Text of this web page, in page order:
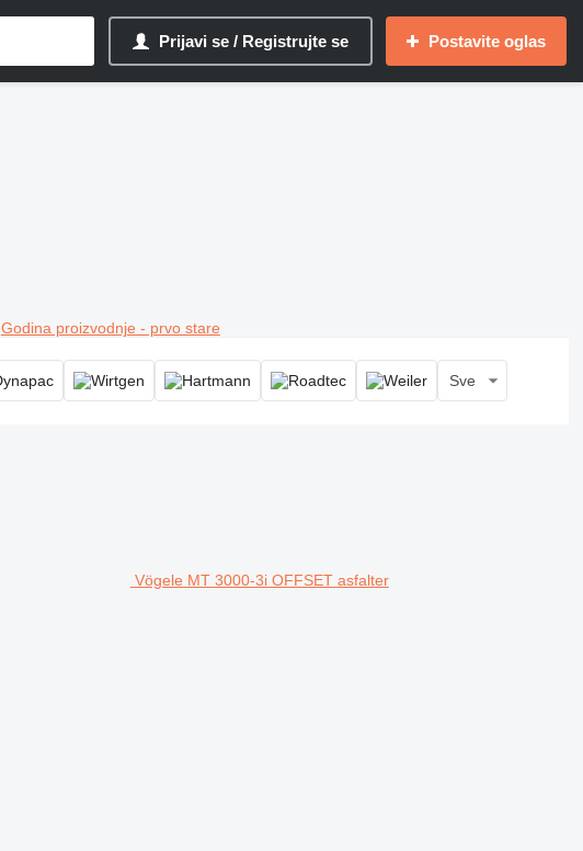
Prijavi se / Registrujte se Postavite oglas
Godina proizvodnje - prvo stare
Sve
Vögele MT 3000-3i OFFSET asfalter